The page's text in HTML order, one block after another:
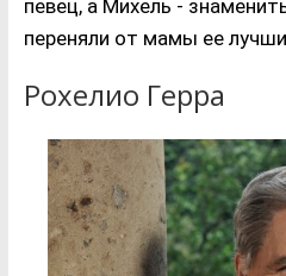
певец, а Михель -
переняли от мамы ее
Рохелио Герра